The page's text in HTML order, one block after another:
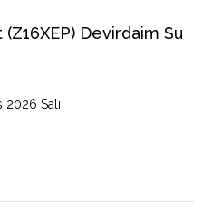
Devirdaim Su
2026 Salı